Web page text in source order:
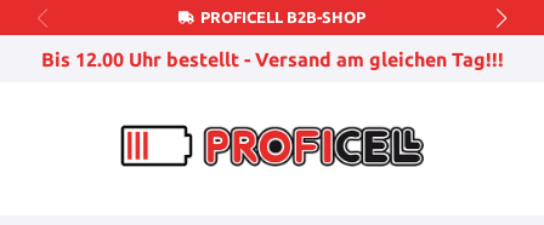
Zum Hauptinhalt springenPROFICELL B2B-SHOP
Bis 12.00 Uhr bestellt - Versand am gleichen Tag!!!